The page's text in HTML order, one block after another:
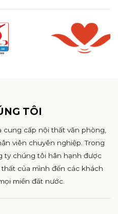
TÔI
cung cấp nội thất văn phòng,
viên chuyên nghiệp. Trong
ty chúng tôi hân hạnh được
của mình đến các khách
miền đất nước.